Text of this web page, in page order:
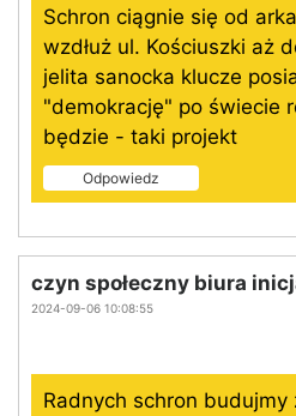
Schron ciągnie się od
wzdłuż ul. Kościuszki aż
jelita sanocka klucze
"demokrację" po świecie
będzie - taki projekt
Odpowiedz
czyn społeczny biura
2024-09-06 10:08:55
Radnych schron budujmy